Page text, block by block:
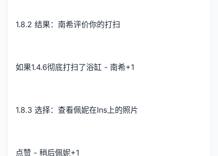
1.8.2 结果：南希评价你的打扫
如果1.4.6彻底打扫了浴缸 - 南希+1
1.8.3 选择：查看佩妮在Ins上的照片
点赞 - 稍后佩妮+1